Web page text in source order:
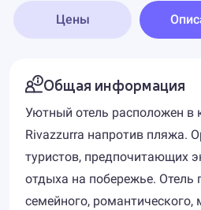
Цены
Общая информация
Уютный отель расположен в
Rivazzurra напротив пляжа.
туристов, предпочитающих
отдыха на побережье. Отель
семейного, романтического,